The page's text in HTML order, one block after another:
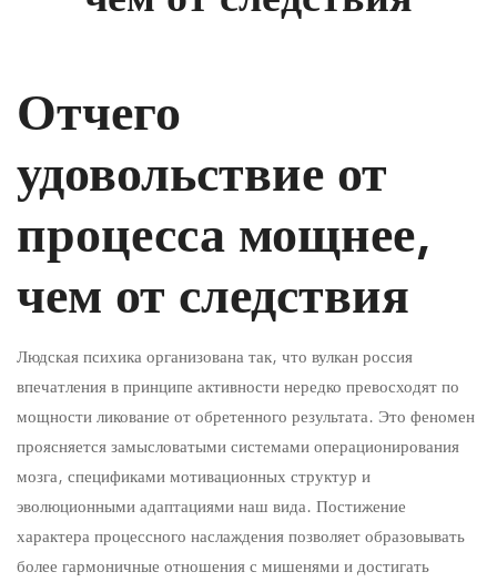
Отчего
от
процесса
мощнее,
чем
от
следствия
2026
Отчего
удовольствие от
процесса мощнее,
чем от следствия
Людская психика организована так, что вулкан россия
впечатления в принципе активности нередко превосходят по
мощности ликование от обретенного результата. Это феномен
проясняется замысловатыми системами операционирования
мозга, спецификами мотивационных структур и
эволюционными адаптациями наш вида. Постижение
характера процессного наслаждения позволяет образовывать
более гармоничные отношения с мишенями и достигать